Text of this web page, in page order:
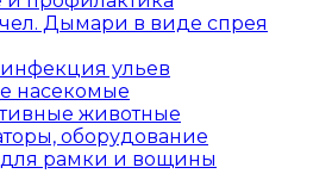
Дымари в виде спрея
ульев
насекомые
животные
оборудование
для рамки и вощины